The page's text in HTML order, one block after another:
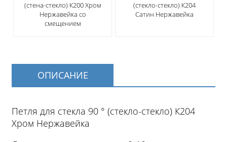
(стена-стекло) К200 Хром
Нержавейка со
смещением
(стекло-стекло) К204
Сатин Нержавейка
ОПИСАНИЕ
Петля для стекла 90 ° (стекло-стекло) К204
Хром Нержавейка